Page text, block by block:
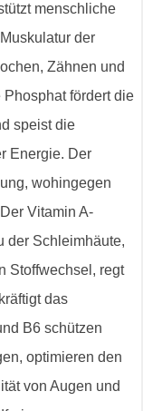
menschliche
der
Zähnen und
fördert die
speist die
Energie. Der
wohingegen
Vitamin A-
der Schleimhäute,
Stoffwechsel, regt
das
B6 schützen
optimieren den
von Augen und